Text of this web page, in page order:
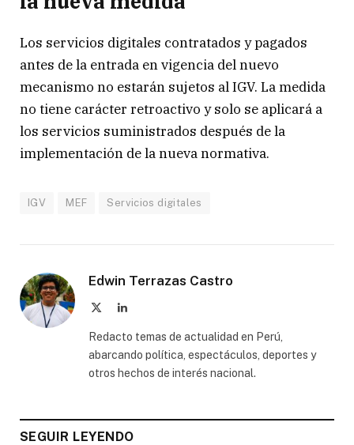
Los servicios digitales contratados y pagados
antes de la entrada en vigencia del nuevo
mecanismo no estarán sujetos al IGV. La medida
no tiene carácter retroactivo y solo se aplicará a
los servicios suministrados después de la
implementación de la nueva normativa.
IGV MEF Servicios digitales
Edwin Terrazas Castro
LinkedIn
Redacto temas de actualidad en Perú,
abarcando política, espectáculos, deportes y
otros hechos de interés nacional.
SEGUIR LEYENDO